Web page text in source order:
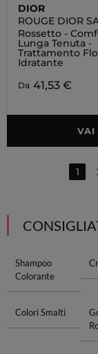
DIOR
ROUGE DIOR
Rossetto -
Lunga Tenuta -
Trattamento
Idratante
Da 41,53 €
VAI
1
Shampoo
Colorante
Colori Smalti